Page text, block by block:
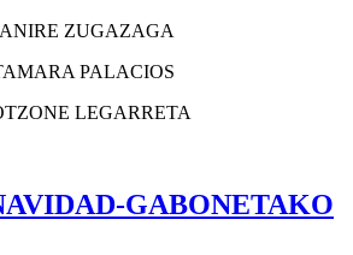
ZUGAZAGA
PALACIOS
LEGARRETA
GABONETAKO